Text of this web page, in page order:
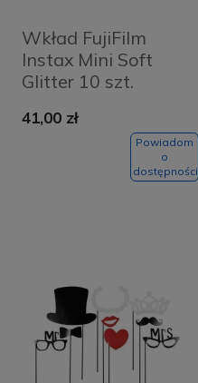
Wkład FujiFilm
Instax Mini Soft
Glitter 10 szt.
41,00 zł
Powiadom
o
dostępności